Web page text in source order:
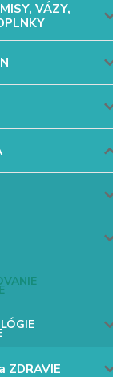
VÁZY,
ZDRAVIE